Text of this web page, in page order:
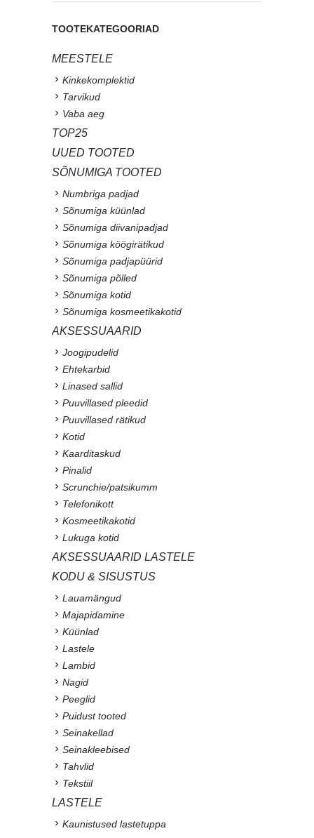
TOOTEKATEGOORIAD
MEESTELE
Kinkekomplektid
Tarvikud
Vaba aeg
TOP25
UUED TOOTED
SÕNUMIGA TOOTED
Numbriga padjad
Sõnumiga küünlad
Sõnumiga diivanipadjad
Sõnumiga köögirätikud
Sõnumiga padjapüürid
Sõnumiga põlled
Sõnumiga kotid
Sõnumiga kosmeetikakotid
AKSESSUAARID
Joogipudelid
Ehtekarbid
Linased sallid
Puuvillased pleedid
Puuvillased rätikud
Kotid
Kaarditaskud
Pinalid
Scrunchie/patsikumm
Telefonikott
Kosmeetikakotid
Lukuga kotid
AKSESSUAARID LASTELE
KODU & SISUSTUS
Lauamängud
Majapidamine
Küünlad
Lastele
Lambid
Nagid
Peeglid
Puidust tooted
Seinakellad
Seinakleebised
Tahvlid
Tekstiil
LASTELE
Kaunistused lastetuppa